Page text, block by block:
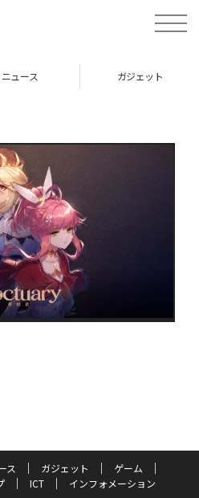
toggle
ニュース ガジェット
ス ガジェット
ゲーム
ICT
インフォメーション